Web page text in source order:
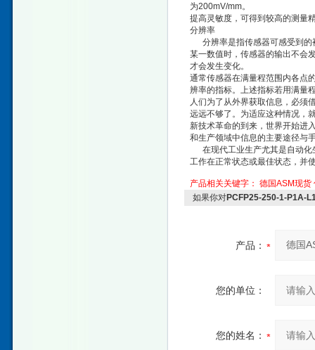
为200mV/mm。
提高灵敏度，可得到较高的测量
分辨率
分辨率是指传感器可感受到的
某一数值时，传感器的输出不会
才会发生变化。
通常传感器在满量程范围内各点
辨率的指标。上述指标若用满量
人们为了从外界获取信息，必须
远远不够了。为适应这种情况，
新技术革命的到来，世界开始进
和生产领域中信息的主要途径与
在现代工业生产尤其是自动化
工作在正常状态或最佳状态，并
产品相关关键字： 德国ASM现货
如果你对PCFP25-250-1-P1A-
产品：
您的单位：
您的姓名：